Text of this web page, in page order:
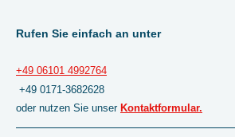
Rufen Sie einfach an unter
+49 06101 4992764
+49 0171-3682628
oder nutzen Sie unser Kontaktformular.